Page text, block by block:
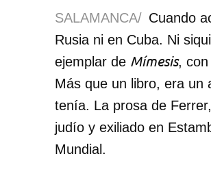
SALAMANCA/ Cuando
Rusia ni en Cuba. Ni
ejemplar de Mímesis,
Más que un libro, era un
tenía. La prosa de
judío y exiliado en
Mundial.